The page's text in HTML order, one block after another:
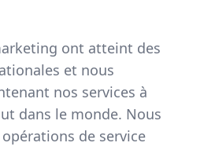
ont atteint des
et nous
nos services à
dans le monde. Nous
de service